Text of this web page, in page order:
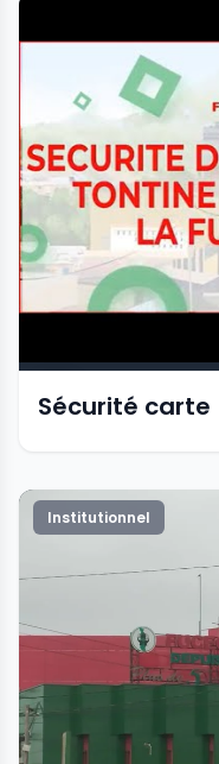
Sécurité carte
Institutionnel